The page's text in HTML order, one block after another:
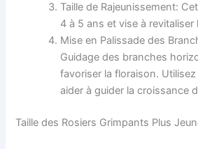
Taille de Rajeunissement:
4 à 5 ans et vise à revitaliser
Mise en Palissade des
Guidage des branches
favoriser la floraison.
aider à guider la croissance
Taille des Rosiers Grimpants Plus